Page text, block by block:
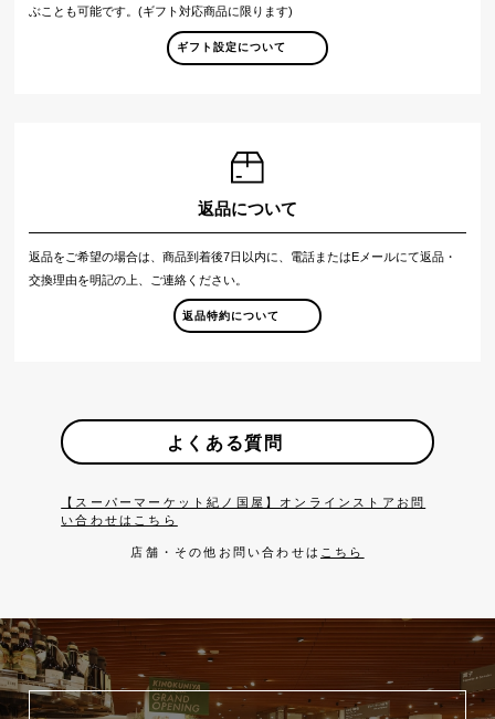
ぶことも可能です。(ギフト対応商品に限ります)
ギフト設定について
返品について
返品をご希望の場合は、商品到着後7日以内に、電話またはEメールにて返品・
交換理由を明記の上、ご連絡ください。
返品特約について
よくある質問
【スーパーマーケット紀ノ国屋】オンラインストアお問
い合わせはこちら
店舗・その他お問い合わせは こちら